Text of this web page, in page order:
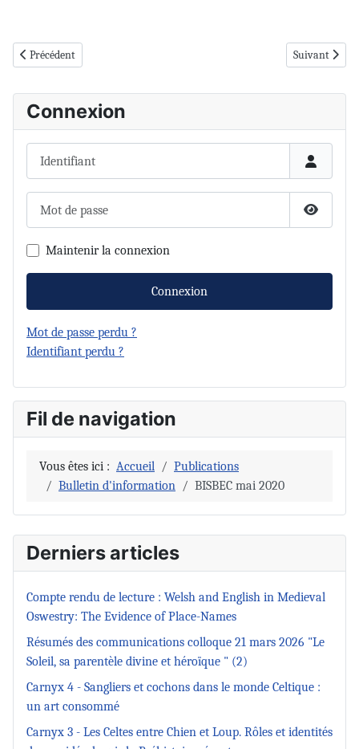
Article précédent : Bisbec n°280 - octobre 2018
Précédent Article
Suivant
Connexion
Afficher
Maintenir la connexion
Connexion
Mot de passe perdu ?
Identifiant perdu ?
Fil de navigation
Vous êtes ici : Accueil
Publications
Bulletin d'information
BISBEC mai 2020
Derniers articles
Compte rendu de lecture : Welsh and English in Medieval
Oswestry: The Evidence of Place-Names
Résumés des communications colloque 21 mars 2026 "Le
Soleil, sa parentèle divine et héroïque " (2)
Carnyx 4 - Sangliers et cochons dans le monde Celtique :
un art consommé
Carnyx 3 - Les Celtes entre Chien et Loup. Rôles et identités